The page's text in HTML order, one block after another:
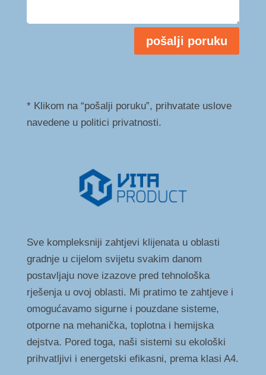
pošalji poruku
* Klikom na “pošalji poruku”, prihvatate uslove
navedene u politici privatnosti.
Sve kompleksniji zahtjevi klijenata u oblasti
gradnje u cijelom svijetu svakim danom
postavljaju nove izazove pred tehnološka
rješenja u ovoj oblasti. Mi pratimo te zahtjeve i
omogućavamo sigurne i pouzdane sisteme,
otporne na mehanička, toplotna i hemijska
dejstva. Pored toga, naši sistemi su ekološki
prihvatljivi i energetski efikasni, prema klasi A4.